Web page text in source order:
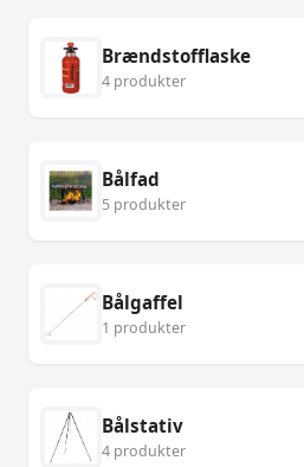
Brændstofflaske
4 produkter
Bålfad
5 produkter
Bålgaffel
1 produkter
Bålstativ
4 produkter